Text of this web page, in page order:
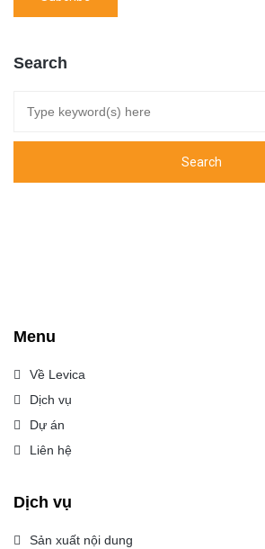
Search
Menu
Về Levica
Dịch vụ
Dự án
Liên hệ
Dịch vụ
Sản xuất nội dung